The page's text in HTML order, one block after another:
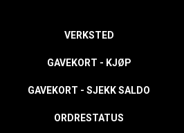
VERKSTED
GAVEKORT - KJØP
GAVEKORT - SJEKK SALDO
ORDRESTATUS